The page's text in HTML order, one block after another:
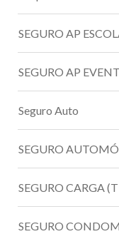
SEGURO AP
SEGURO AP
Seguro Auto
SEGURO
SEGURO CARGA
SEGURO